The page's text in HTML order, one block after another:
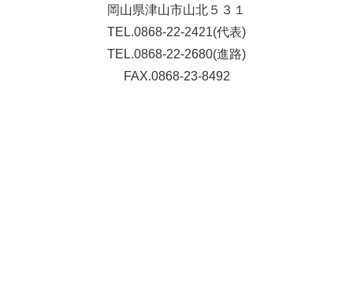
岡山県津山市山北５３１
TEL.0868-22-2421(代表)
TEL.0868-22-2680(進路)
FAX.0868-23-8492